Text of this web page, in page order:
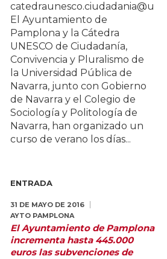
El Ayuntamiento de
Pamplona y la Cátedra
UNESCO de Ciudadanía,
Convivencia y Pluralismo de
la Universidad Pública de
Navarra, junto con Gobierno
de Navarra y el Colegio de
Sociología y Politología de
Navarra, han organizado un
curso de verano los días...
ENTRADA
31 DE MAYO DE 2016
AYTO PAMPLONA
El Ayuntamiento de Pamplona
incrementa hasta 445.000
euros las subvenciones de